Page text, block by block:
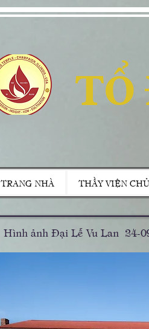
TỔ
TRANG NHÀ THẦY VIỆN CHỦ
Hình ảnh Đại Lễ Vu Lan 24-